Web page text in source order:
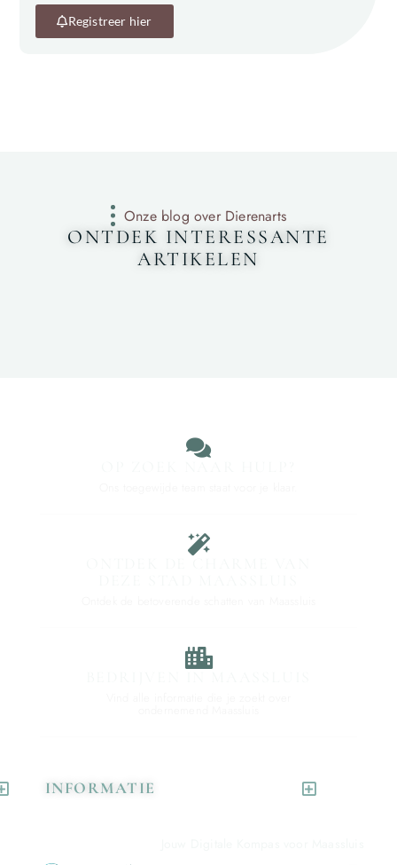
Registreer hier
Onze blog over Dierenarts
ONTDEK INTERESSANTE
ARTIKELEN
INFORMATIE